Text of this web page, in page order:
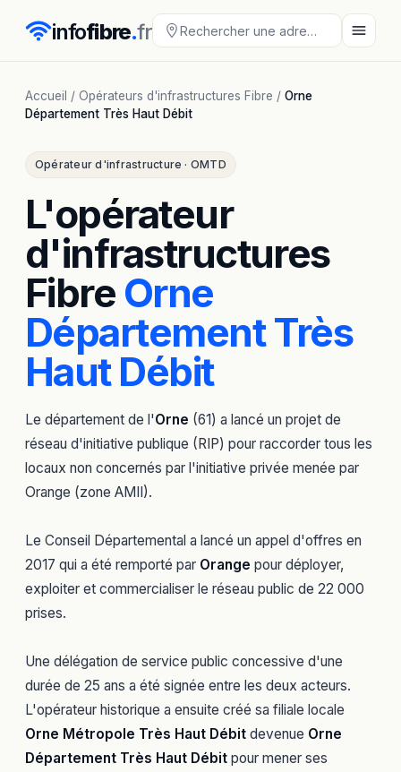
infofibre.fr
Accueil / Opérateurs d'infrastructures Fibre / Orne
Département Très Haut Débit
Opérateur d'infrastructure · OMTD
L'opérateur
d'infrastructures
Fibre Orne
Département Très
Haut Débit
Le département de l'Orne (61) a lancé un projet de
réseau d'initiative publique (RIP) pour raccorder tous les
locaux non concernés par l'initiative privée menée par
Orange (zone AMII).
Le Conseil Départemental a lancé un appel d'offres en
2017 qui a été remporté par Orange pour déployer,
exploiter et commercialiser le réseau public de 22 000
prises.
Une délégation de service public concessive d'une
durée de 25 ans a été signée entre les deux acteurs.
L'opérateur historique a ensuite créé sa filiale locale
Orne Métropole Très Haut Débit devenue Orne
Département Très Haut Débit pour mener ses